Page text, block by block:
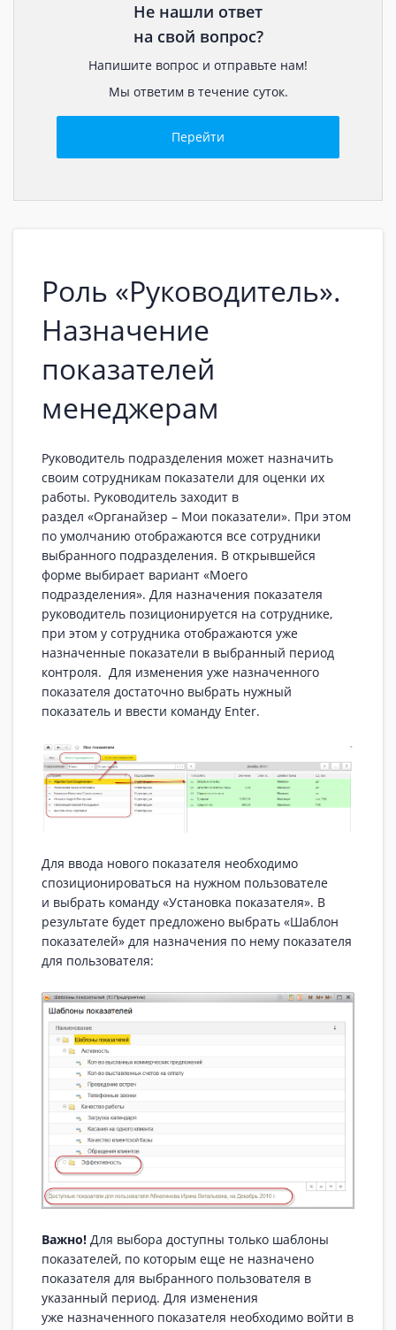
Роль «Руководитель».
Назначение
показателей
менеджерам
Руководитель подразделения может назначить
своим сотрудникам показатели для оценки их
работы. Руководитель заходит в
раздел «Органайзер – Мои показатели». При этом
по умолчанию отображаются все сотрудники
выбранного подразделения. В открывшейся
форме выбирает вариант «Моего
подразделения». Для назначения показателя
руководитель позиционируется на сотруднике,
при этом у сотрудника отображаются уже
назначенные показатели в выбранный период
контроля. Для изменения уже назначенного
показателя достаточно выбрать нужный
показатель и ввести команду Enter.
Для ввода нового показателя необходимо
спозиционироваться на нужном пользователе
и выбрать команду «Установка показателя». В
результате будет предложено выбрать «Шаблон
показателей» для назначения по нему показателя
для пользователя:
Важно! Для выбора доступны только шаблоны
показателей, по которым еще не назначено
показателя для выбранного пользователя в
указанный период. Для изменения
уже назначенного показателя необходимо войти в
Не нашли ответ
на свой вопрос?
Напишите вопрос и отправьте нам!
Мы ответим в течение суток.
Перейти